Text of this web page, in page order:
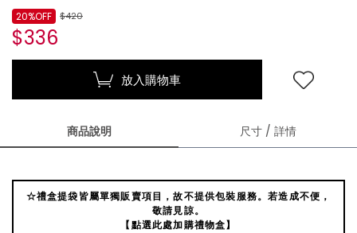
$420
$336
20%OFF
放入購物車
商品說明 尺寸 / 詳情
☆禮盒提袋皆屬單獨販賣項目，故不提供包裝服務。若造成不便，
敬請見諒。
【點選此處加購禮物盒】